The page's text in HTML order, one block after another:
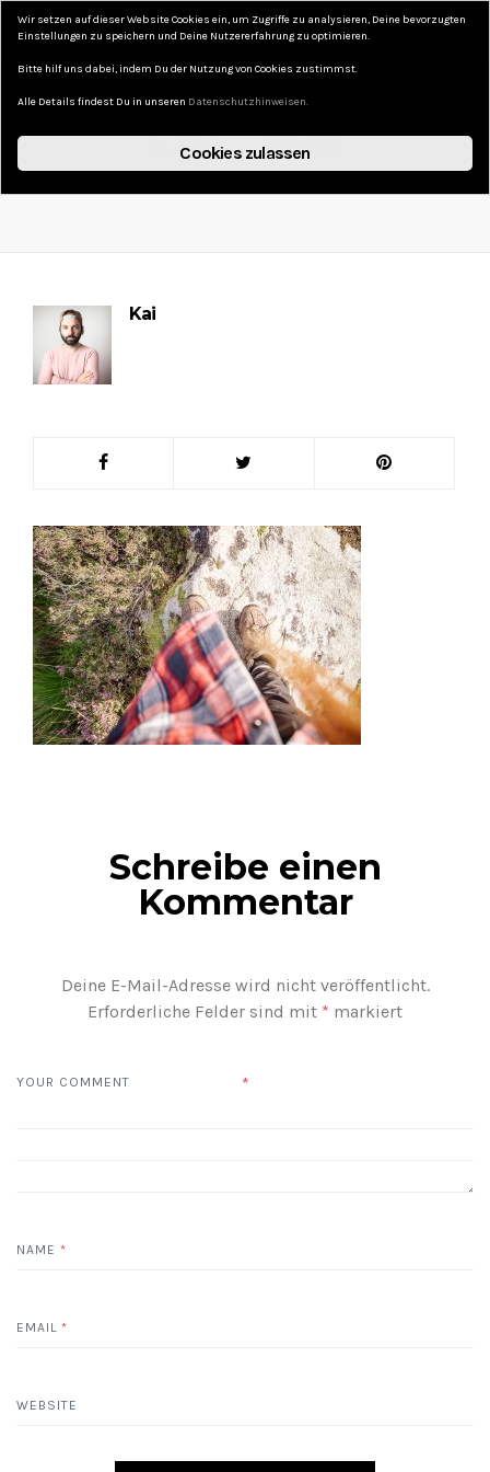
DAS KURZE LEBEN
DSC_1815
Kai
Schreibe einen
Kommentar
Deine E-Mail-Adresse wird nicht veröffentlicht.
Erforderliche Felder sind mit * markiert
YOUR COMMENT *
NAME *
EMAIL *
WEBSITE
Wir setzen auf dieser Website Cookies ein, um Zugriffe zu analysieren, Deine bevorzugten
Einstellungen zu speichern und Deine Nutzererfahrung zu optimieren.
Bitte hilf uns dabei, indem Du der Nutzung von Cookies zustimmst.
Alle Details findest Du in unseren Datenschutzhinweisen.
Cookies zulassen